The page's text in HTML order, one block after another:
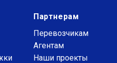
Партнерам
Перевозчикам
Агентам
Наши проекты